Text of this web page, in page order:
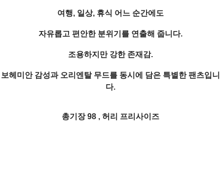
여행, 일상, 휴식 어느 순간에도
자유롭고 편안한 분위기를 연출해 줍니다.
조용하지만 강한 존재감.
보헤미안 감성과 오리엔탈 무드를 동시에 담은 특별한 팬츠입니
다.
총기장 98 , 허리 프리사이즈